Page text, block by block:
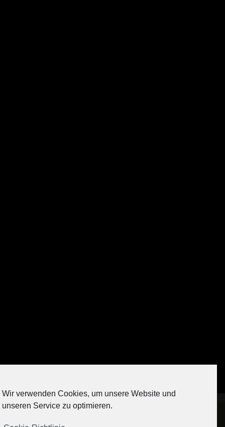
[contact-form-7 404 "Nicht gefunden"]
Wir verwenden Cookies, um unsere Website und
unseren Service zu optimieren.